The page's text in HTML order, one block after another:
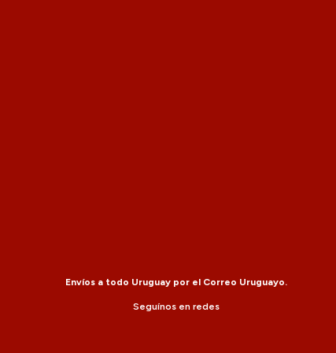
Envíos a todo Uruguay por el Correo Uruguayo.
Seguínos en redes